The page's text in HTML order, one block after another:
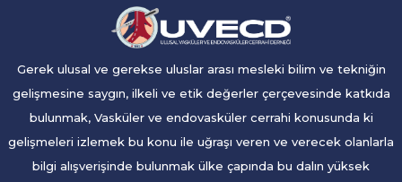
Gerek ulusal ve gerekse uluslar arası mesleki bilim ve tekniğin
gelişmesine saygın, ilkeli ve etik değerler çerçevesinde katkıda
bulunmak, Vasküler ve endovasküler cerrahi konusunda ki
gelişmeleri izlemek bu konu ile uğraşı veren ve verecek olanlarla
bilgi alışverişinde bulunmak ülke çapında bu dalın yüksek